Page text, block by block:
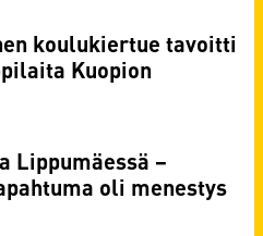
koulukiertue tavoitti
Kuopion
Lippumäessä –
oli menestys